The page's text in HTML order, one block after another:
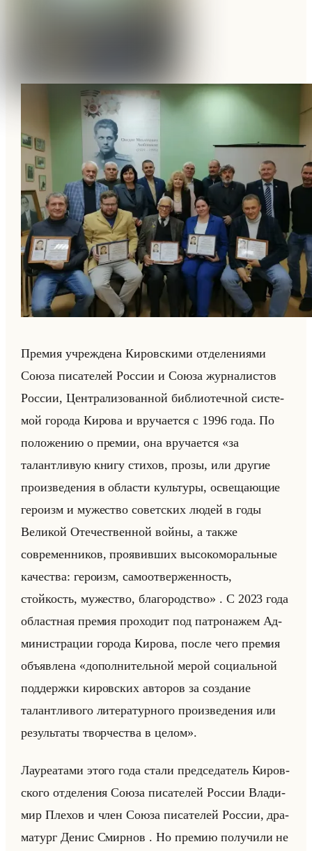
Пре­мия учре­жде­на Ки­ров­ски­ми от­де­ле­ни­ями
Союза пи­са­те­лей Рос­сии и Союза жур­на­ли­стов
Рос­сии, Цен­тра­ли­зо­ван­ной биб­лио­теч­ной си­сте­
мой го­ро­да Ки­ро­ва и вру­ча­ет­ся с 1996 года. По
по­ло­же­нию о пре­мии, она вру­ча­ет­ся «за
талантливую книгу стихов, прозы, или другие
произведения в области культуры, освещающие
героизм и мужество советских людей в годы
Великой Отечественной войны, а также
современников, проявивших высокоморальные
качества: героизм, самоотверженность,
стойкость, мужество, благородство» . С 2023 года
об­ласт­ная пре­мия про­хо­дит под па­тро­на­жем Ад­
ми­ни­стра­ции го­ро­да Ки­ро­ва, после чего пре­мия
объяв­ле­на «дополнительной мерой социальной
поддержки кировских авторов за создание
талантливого литературного произведения или
результаты творчества в целом».
Ла­уре­ата­ми этого года стали пред­се­да­тель Ки­ров­
ско­го от­де­ле­ния Союза пи­са­те­лей Рос­сии Вла­ди­
мир Пле­хов и член Союза пи­са­те­лей Рос­сии, дра­
ма­тург Денис Смир­нов . Но пре­мию по­лу­чи­ли не